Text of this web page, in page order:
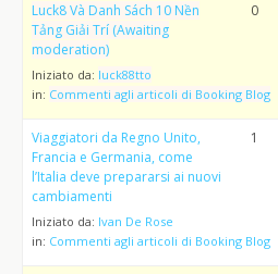
Luck8 Và Danh Sách 10 Nền
Tảng Giải Trí (Awaiting
moderation)
Iniziato da: luck88tto
in: Commenti agli articoli di Booking Blog
0
Viaggiatori da Regno Unito,
Francia e Germania, come
l’Italia deve prepararsi ai nuovi
cambiamenti
Iniziato da: Ivan De Rose
in: Commenti agli articoli di Booking Blog
1